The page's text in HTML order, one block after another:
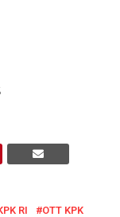
RI OTT KPK